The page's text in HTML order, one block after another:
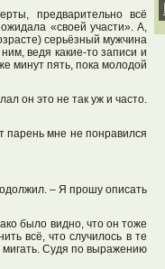
предварительно всё
«своей участи». А,
серьёзный мужчина
ведя какие-то записи и
минут пять, пока молодой
он это не так уж и часто.
парень мне не понравился
– Я прошу описать
было видно, что он тоже
всё, что случилось в те
Судя по выражению